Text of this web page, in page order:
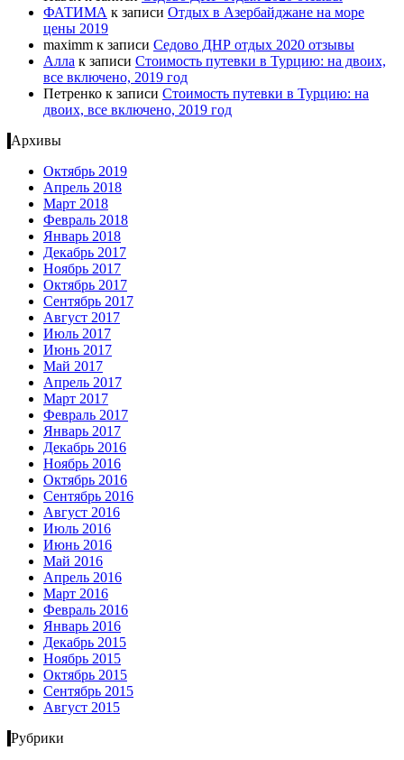
ФАТИМА к записи Отдых в Азербайджане на море
цены 2019
maximm к записи Cедово ДНР отдых 2020 отзывы
Алла к записи Стоимость путевки в Турцию: на двоих,
все включено, 2019 год
Петренко к записи Стоимость путевки в Турцию: на
двоих, все включено, 2019 год
Архивы
Октябрь 2019
Апрель 2018
Март 2018
Февраль 2018
Январь 2018
Декабрь 2017
Ноябрь 2017
Октябрь 2017
Сентябрь 2017
Август 2017
Июль 2017
Июнь 2017
Май 2017
Апрель 2017
Март 2017
Февраль 2017
Январь 2017
Декабрь 2016
Ноябрь 2016
Октябрь 2016
Сентябрь 2016
Август 2016
Июль 2016
Июнь 2016
Май 2016
Апрель 2016
Март 2016
Февраль 2016
Январь 2016
Декабрь 2015
Ноябрь 2015
Октябрь 2015
Сентябрь 2015
Август 2015
Рубрики